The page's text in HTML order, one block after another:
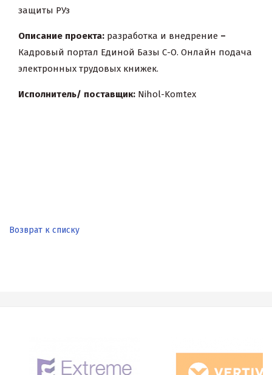
защиты РУз
Описание проекта: разработка и внедрение –
Кадровый портал Единой Базы С-О. Онлайн подача
электронных трудовых книжек.
Исполнитель/ поставщик: Nihol-Komtex
Возврат к списку